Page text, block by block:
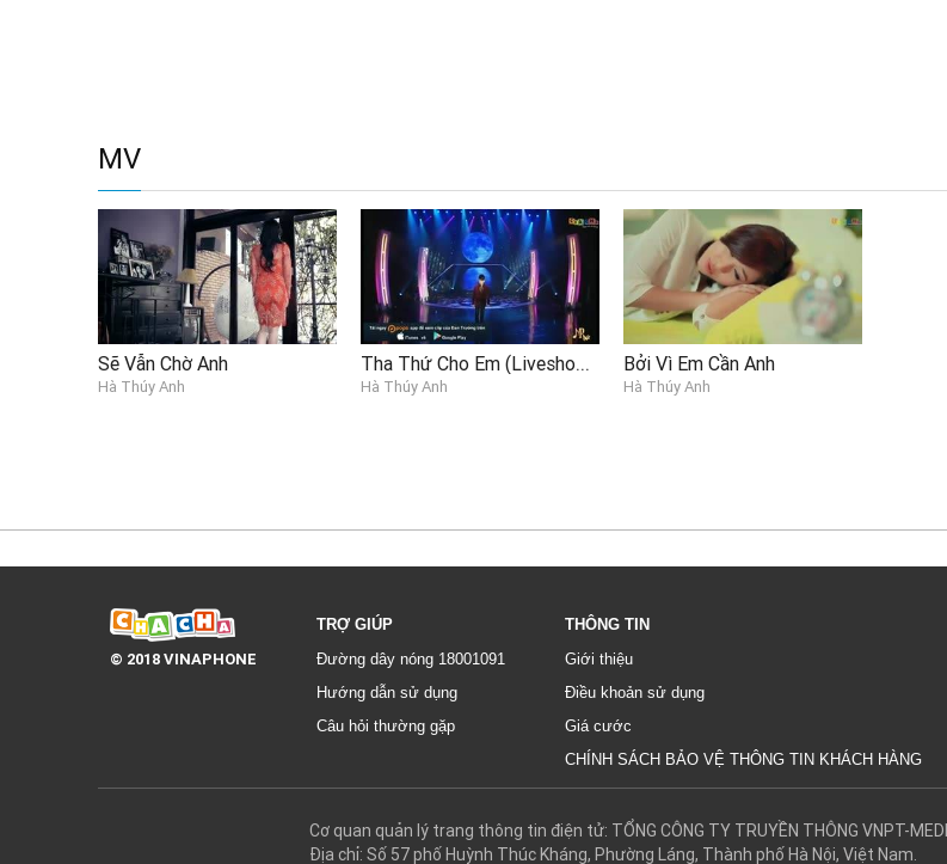
MV
Sẽ Vẫn Chờ Anh
Hà Thúy Anh
Tha Thứ Cho Em (Liveshow Mưa Rừng)
Hà Thúy Anh
Bởi Vì Em Cần Anh
Hà Thúy Anh
© 2018 VINAPHONE
TRỢ GIÚP
Đường dây nóng 18001091
Hướng dẫn sử dụng
Câu hỏi thường gặp
THÔNG TIN
Giới thiệu
Điều khoản sử dụng
Giá cước
CHÍNH SÁCH BẢO VỆ THÔNG TIN KHÁCH HÀNG
Cơ quan quản lý trang thông tin điện tử: TỔNG CÔNG TY TRUYỀN THÔNG VNPT-
Địa chỉ: Số 57 phố Huỳnh Thúc Kháng, Phường Láng, Thành phố Hà Nội, Việt Nam.